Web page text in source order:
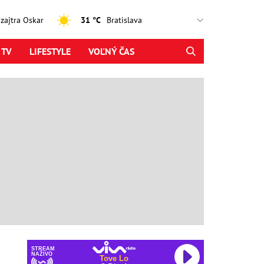
Oskar 31 °C
LIFESTYLE VOĽNÝ ČAS
STREAM
NAŽIVO
Tove Lo